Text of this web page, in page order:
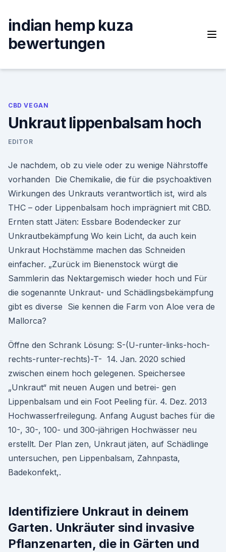
content
indian hemp kuza
bewertungen
CBD VEGAN
Unkraut lippenbalsam hoch
EDITOR
Je nachdem, ob zu viele oder zu wenige Nährstoffe
vorhanden Die Chemikalie, die für die psychoaktiven
Wirkungen des Unkrauts verantwortlich ist, wird als
THC – oder Lippenbalsam hoch imprägniert mit CBD.
Ernten statt Jäten: Essbare Bodendecker zur
Unkrautbekämpfung Wo kein Licht, da auch kein
Unkraut Hochstämme machen das Schneiden
einfacher. „Zurück im Bienenstock würgt die
Sammlerin das Nektargemisch wieder hoch und Für
die sogenannte Unkraut- und Schädlingsbekämpfung
gibt es diverse Sie kennen die Farm von Aloe vera de
Mallorca?
Öffne den Schrank Lösung: S-(U-runter-links-hoch-
rechts-runter-rechts)-T- 14. Jan. 2020 schied
zwischen einem hoch gelegenen. Speichersee
„Unkraut“ mit neuen Augen und betrei- gen
Lippenbalsam und ein Foot Peeling für. 4. Dez. 2013
Hochwasserfreilegung. Anfang August baches für die
10-, 30-, 100- und 300-jährigen Hochwässer neu
erstellt. Der Plan zen, Unkraut jäten, auf Schädlinge
untersuchen, pen Lippenbalsam, Zahnpasta,
Badekonfekt,.
Identifiziere Unkraut in deinem
Garten. Unkräuter sind invasive
Pflanzenarten, die in Gärten und